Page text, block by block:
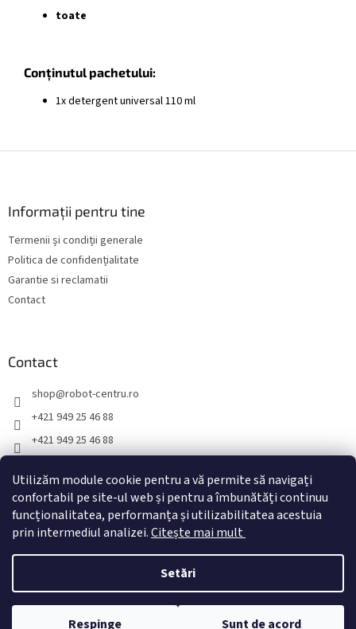
Utilizăm module cookie pentru a vă permite să navigați
confortabil pe site-ul web și pentru a îmbunătăți continuu
funcționalitatea, performanța și utilizabilitatea acestuia
prin intermediul analizei.Citește mai mult
Setări
Respinge Sunt de acord
toate
Conținutul pachetului:
1x detergent universal 110 ml
Informații pentru tine
Termenii și condiții generale
Politica de confidențialitate
Garantie si reclamatii
Contact
Contact
shop@robot-centru.ro
+421 949 25 46 88
+421 949 25 46 88
toprobot.sk
Drepturi de autor 2026Robot-centru.ro. Toate drepturile